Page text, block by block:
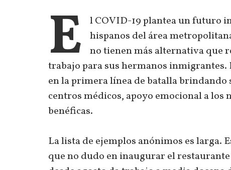
E
l COVID-19 plantea un futuro
hispanos del área
no tienen más alternativa que
trabajo para sus hermanos inmigrantes.
en la primera línea de batalla
centros médicos, apoyo emocional a los
benéficas.
La lista de ejemplos anónimos es larga.
que no dudo en inaugurar el